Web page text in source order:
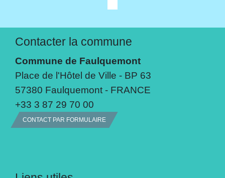
Contacter la commune
Commune de Faulquemont
Place de l'Hôtel de Ville - BP 63
57380 Faulquemont - FRANCE
+33 3 87 29 70 00
CONTACT PAR FORMULAIRE